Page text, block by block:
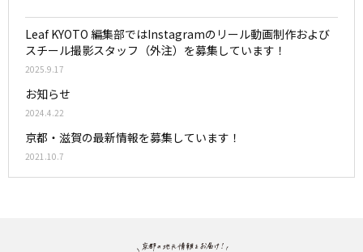
Leaf KYOTO 編集部ではInstagramのリール動画制作および
スチール撮影スタッフ（外注）を募集しています！
2025.9.17
お知らせ
2024.4.22
京都・滋賀の最新情報を募集しています！
2021.10.7